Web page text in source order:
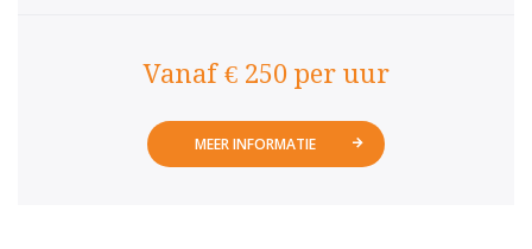
Vanaf € 250 per uur
MEER INFORMATIE